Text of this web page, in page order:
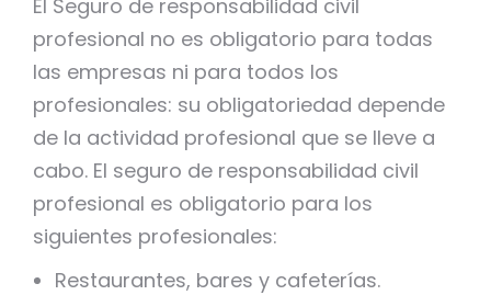
El Seguro de responsabilidad civil
profesional no es obligatorio para todas
las empresas ni para todos los
profesionales: su obligatoriedad depende
de la actividad profesional que se lleve a
cabo. El seguro de responsabilidad civil
profesional es obligatorio para los
siguientes profesionales:
Restaurantes, bares y cafeterías.